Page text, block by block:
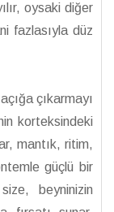
oysaki diğer
fazlasıyla düz
çıkarmayı
korteksindeki
mantık, ritim,
güçlü bir
beyninizin